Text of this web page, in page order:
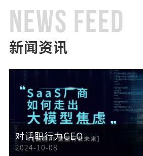
NEWS FEED
新闻资讯
对话职行力CEO
2024-10-08